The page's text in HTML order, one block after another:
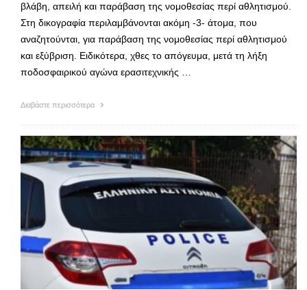
βλάβη, απειλή και παράβαση της νομοθεσίας περί αθλητισμού.
Στη δικογραφία περιλαμβάνονται ακόμη -3- άτομα, που
αναζητούνται, για παράβαση της νομοθεσίας περί αθλητισμού
και εξύβριση. Ειδικότερα, χθες το απόγευμα, μετά τη λήξη
ποδοσφαιρικού αγώνα ερασιτεχνικής …
Διαβάστε περισσότερα